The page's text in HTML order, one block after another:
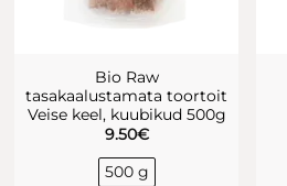
Bio Raw
tasakaalustamata toortoit
Veise keel, kuubikud 500g
9.50€
500 g